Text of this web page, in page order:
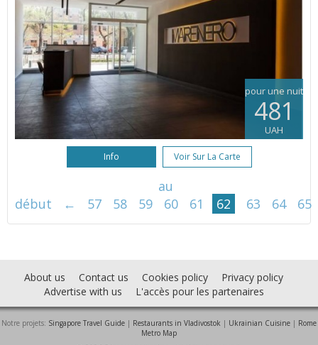
pour une nuit
481
UAH
Info Voir Sur La Carte
au
début
← 57 58 59 60 61 62 63 64 65
About us Contact us Cookies policy
Privacy policy
Advertise with us
L'accès pour les partenaires
Notre projets: Singapore Travel Guide | Restaurants in Vladivostok | Ukrainian Cuisine | Rome
Metro Map